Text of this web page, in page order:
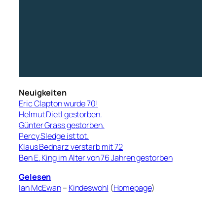
Neuigkeiten
Eric Clapton wurde 70!
Helmut Dietl gestorben.
Günter Grass gestorben.
Percy Sledge ist tot.
Klaus Bednarz verstarb mit 72
Ben E. King im Alter von 76 Jahren gestorben
Gelesen
Ian McEwan– Kindeswohl (Homepage)